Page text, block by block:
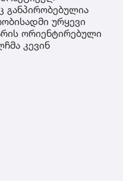
ურყევი
ორიენტირებული
კევინ